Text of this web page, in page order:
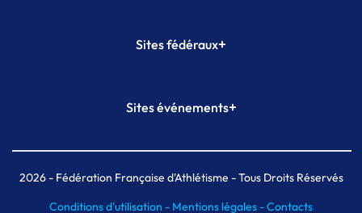
Sites fédéraux+
Plateforme Formation
Sites événements+
Meeting de Paris indoor
MAIF Ekiden de Paris
2026- Fédération Française d'Athlétisme - Tous Droits Réservés
Conditions d'utilisation - Mentions légales -Contacts